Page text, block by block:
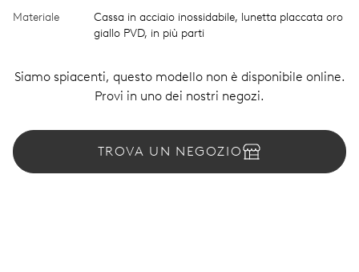
Materiale
Cassa in acciaio inossidabile, lunetta placcata oro
giallo PVD, in più parti
Siamo spiacenti, questo modello non è disponibile online.
Provi in uno dei nostri negozi.
TROVA UN NEGOZIO